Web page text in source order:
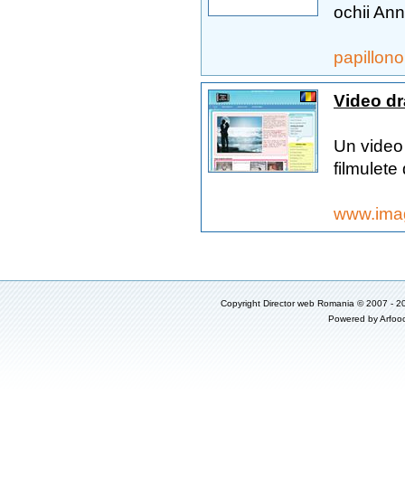
ochii
Video
Un
filmulete
CopyrightDirector web Romania © 2007 -
Powered by